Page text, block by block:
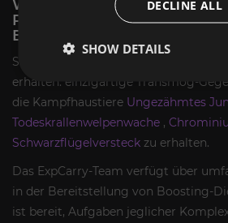
WOW DRAGONFLIGHT
PECHSCHWINGENHORT
BELOHNUNGEN UND
Sie können die folgenden
erhalten: einzigartige Transmog-
die Kampfhaustiere Ungezähmtes
Todeskrallenwelpenwache ,
Schwarzflügelversteck zu erhalten.
Das ExpCarry-Team verfügt über
in der Bereitstellung von Boosting-
ist bereit, Aufgaben jeglicher
DECLINE ALL
SHOW DETAILS